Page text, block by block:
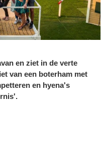
en ziet in de verte
van een boterham met
en hyena's